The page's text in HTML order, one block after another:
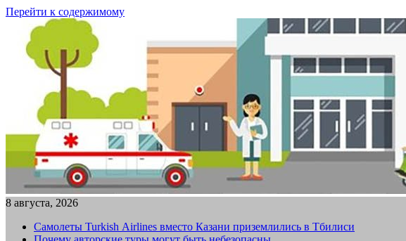
Перейти к содержимому
8 августа, 2026
Самолеты Turkish Airlines вместо Казани приземлились в Тбилиси